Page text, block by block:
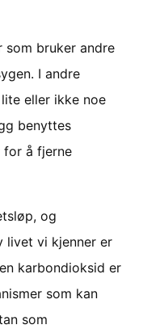
som bruker andre
I andre
eller ikke noe
benyttes
for å fjerne
og
livet vi kjenner er
karbondioksid er
som kan
som